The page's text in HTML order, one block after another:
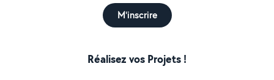
M'inscrire
Réalisez vos Projets !